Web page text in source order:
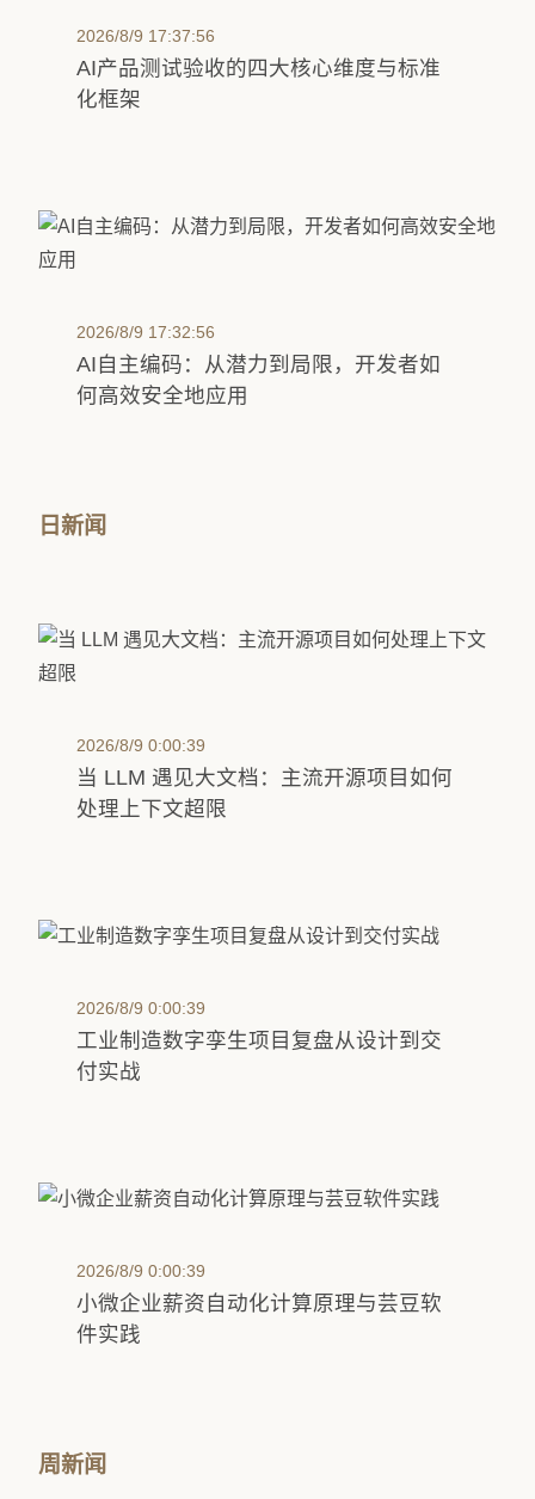
2026/8/9 17:37:56
AI产品测试验收的四大核心维度与标准
化框架
2026/8/9 17:32:56
AI自主编码：从潜力到局限，开发者如
何高效安全地应用
日新闻
2026/8/9 0:00:39
当 LLM 遇见大文档：主流开源项目如何
处理上下文超限
2026/8/9 0:00:39
工业制造数字孪生项目复盘从设计到交
付实战
2026/8/9 0:00:39
小微企业薪资自动化计算原理与芸豆软
件实践
周新闻